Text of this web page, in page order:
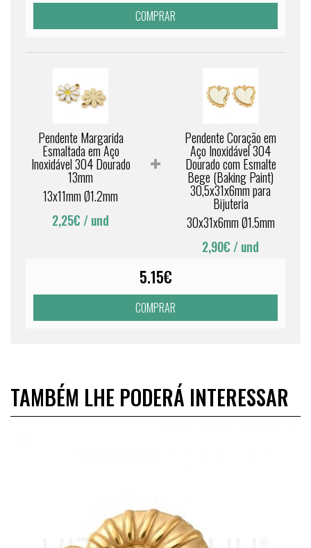
COMPRAR
Pendente Margarida
Esmaltada em Aço
Inoxidável 304 Dourado
13mm
13x11mm Ø1.2mm
2,25€ / und
Pendente Coração em
Aço Inoxidável 304
Dourado com Esmalte
Bege (Baking Paint)
30,5x31x6mm para
Bijuteria
30x31x6mm Ø1.5mm
2,90€ / und
5.15€
COMPRAR
TAMBÉM LHE PODERÁ INTERESSAR